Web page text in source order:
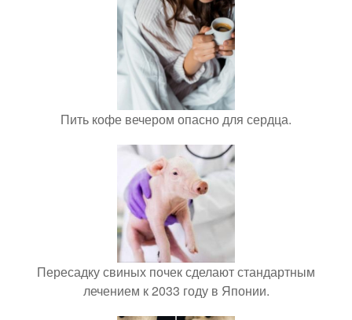
Пить кофе вечером опасно для сердца.
Пересадку свиных почек сделают стандартным
лечением к 2033 году в Японии.